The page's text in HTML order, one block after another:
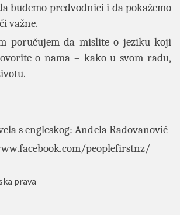
budemo predvodnici i da pokažemo
važne.
poručujem da mislite o jeziku koji
o nama – kako u svom radu,
s engleskog: Anđela Radovanović
peoplefirstnz/
prava